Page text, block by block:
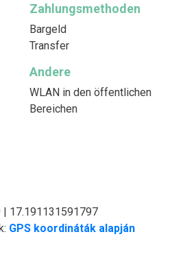
Zahlungsmethoden
Bargeld
Transfer
Andere
WLAN in den öffentlichen
Bereichen
| 17.191131591797
GPS koordináták alapján